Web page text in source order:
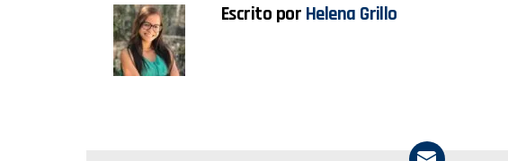
Escrito por Helena Grillo